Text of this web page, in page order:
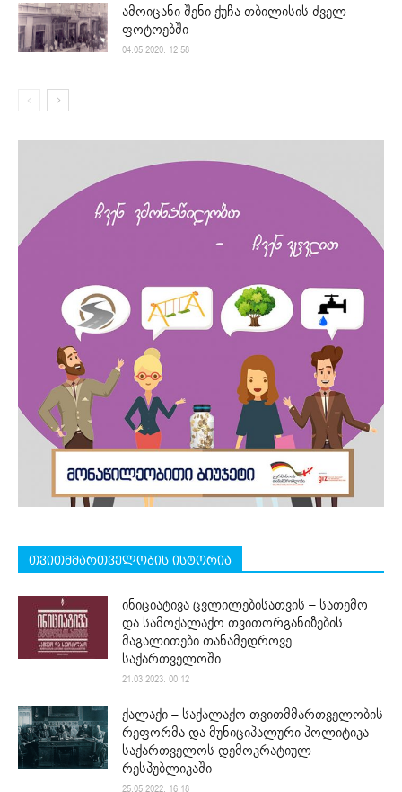
ამოიცანი შენი ქუჩა თბილისის ძველ
ფოტოებში
04.05.2020. 12:58
თვითმმართველობის ისტორია
ინიციატივა ცვლილებისათვის – სათემო
და სამოქალაქო თვითორგანიზების
მაგალითები თანამედროვე
საქართველოში
21.03.2023. 00:12
ქალაქი – საქალაქო თვითმმართველობის
რეფორმა და მუნიციპალური პოლიტიკა
საქართველოს დემოკრატიულ
რესპუბლიკაში
25.05.2022. 16:18